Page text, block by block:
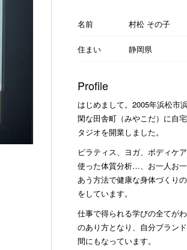
名前 村松 その子
住まい 静岡県
Profile
はじめまして。2005年浜松市
閑な田舎町（みやこだ）に自
タジオを開業しました。
ピラティス、ヨガ、ボディケ
使った体質分析…、お一人お
あう方法で健康な身体づくり
をしています。
仕事で得られる学びの全てが
のあり方となり、自分ブラン
間にもなっています。